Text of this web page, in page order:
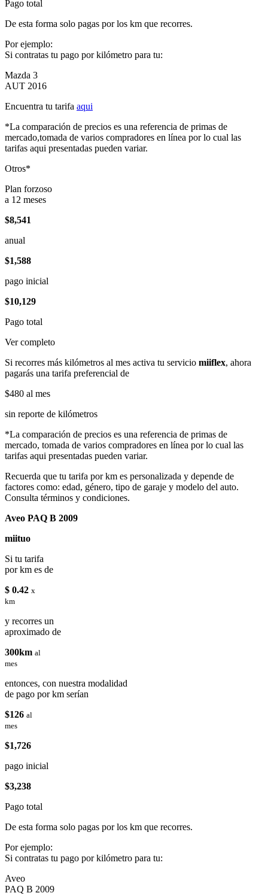
Pago total
De esta forma solo pagas por los km que recorres.
Por ejemplo:
Si contratas tu pago por kilómetro para tu:
Mazda 3
AUT 2016
Encuentra tu tarifa aqui
*La comparación de precios es una referencia de primas de
mercado,tomada de varios compradores en línea por lo cual las
tarifas aqui presentadas pueden variar.
Otros*
Plan forzoso
a 12 meses
$8,541
anual
$1,588
pago inicial
$10,129
Pago total
Ver completo
Si recorres más kilómetros al mes activa tu servicio miiflex, ahora
pagarás una tarifa preferencial de
$480 al mes
sin reporte de kilómetros
*La comparación de precios es una referencia de primas de
mercado, tomada de varios compradores en línea por lo cual las
tarifas aqui presentadas pueden variar.
Recuerda que tu tarifa por km es personalizada y depende de
factores como: edad, género, tipo de garaje y modelo del auto.
Consulta términos y condiciones.
Aveo PAQ B 2009
miituo
Si tu tarifa
por km es de
$ 0.42 x
km
y recorres un
aproximado de
300km al
mes
entonces, con nuestra modalidad
de pago por km serían
$126 al
mes
$1,726
pago inicial
$3,238
Pago total
De esta forma solo pagas por los km que recorres.
Por ejemplo:
Si contratas tu pago por kilómetro para tu:
Aveo
PAQ B 2009